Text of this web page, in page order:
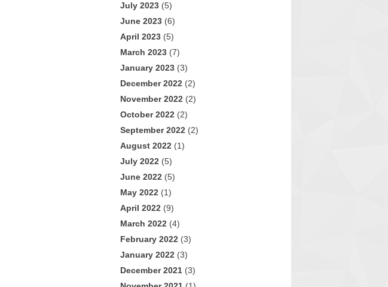
July 2023 (5)
June 2023 (6)
April 2023 (5)
March 2023 (7)
January 2023 (3)
December 2022 (2)
November 2022 (2)
October 2022 (2)
September 2022 (2)
August 2022 (1)
July 2022 (5)
June 2022 (5)
May 2022 (1)
April 2022 (9)
March 2022 (4)
February 2022 (3)
January 2022 (3)
December 2021 (3)